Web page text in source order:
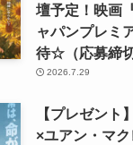
壇予定！映画
ャパンプレミ
待☆（応募締
2026.7.29
【プレゼント
×ユアン・マ